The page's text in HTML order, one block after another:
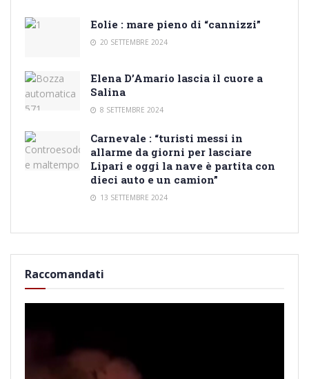
Eolie : mare pieno di “cannizzi”
20 SETTEMBRE 2024
Elena D’Amario lascia il cuore a
Salina
8 SETTEMBRE 2024
Carnevale : “turisti messi in
allarme da giorni per lasciare
Lipari e oggi la nave è partita con
dieci auto e un camion”
13 SETTEMBRE 2024
Raccomandati